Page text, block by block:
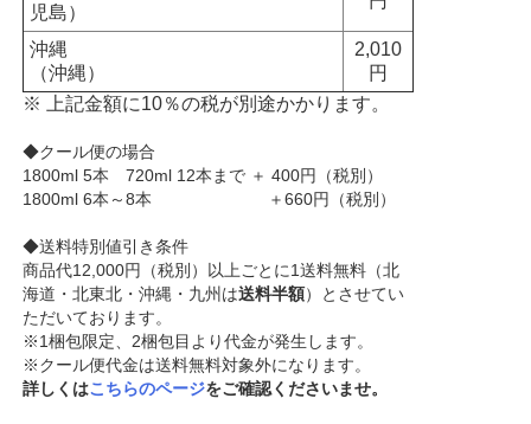
児島）
沖縄
（沖縄）
2,010
円
※ 上記金額に10％の税が別途かかります。
◆クール便の場合
1800ml 5本 720ml 12本まで ＋ 400円（税別）
1800ml 6本～8本 ＋660円（税別）
◆送料特別値引き条件
商品代12,000円（税別）以上ごとに1送料無料（北
海道・北東北・沖縄・九州は送料半額）とさせてい
ただいております。
※1梱包限定、2梱包目より代金が発生します。
※クール便代金は送料無料対象外になります。
詳しくはこちらのページをご確認くださいませ。